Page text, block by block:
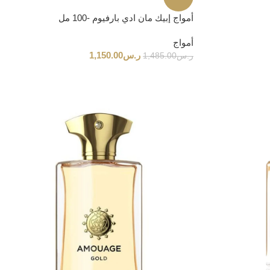
أمواج إبيك مان ادي بارفيوم -100 مل
أمواج
ر.س1,485.00 ر.س1,150.00